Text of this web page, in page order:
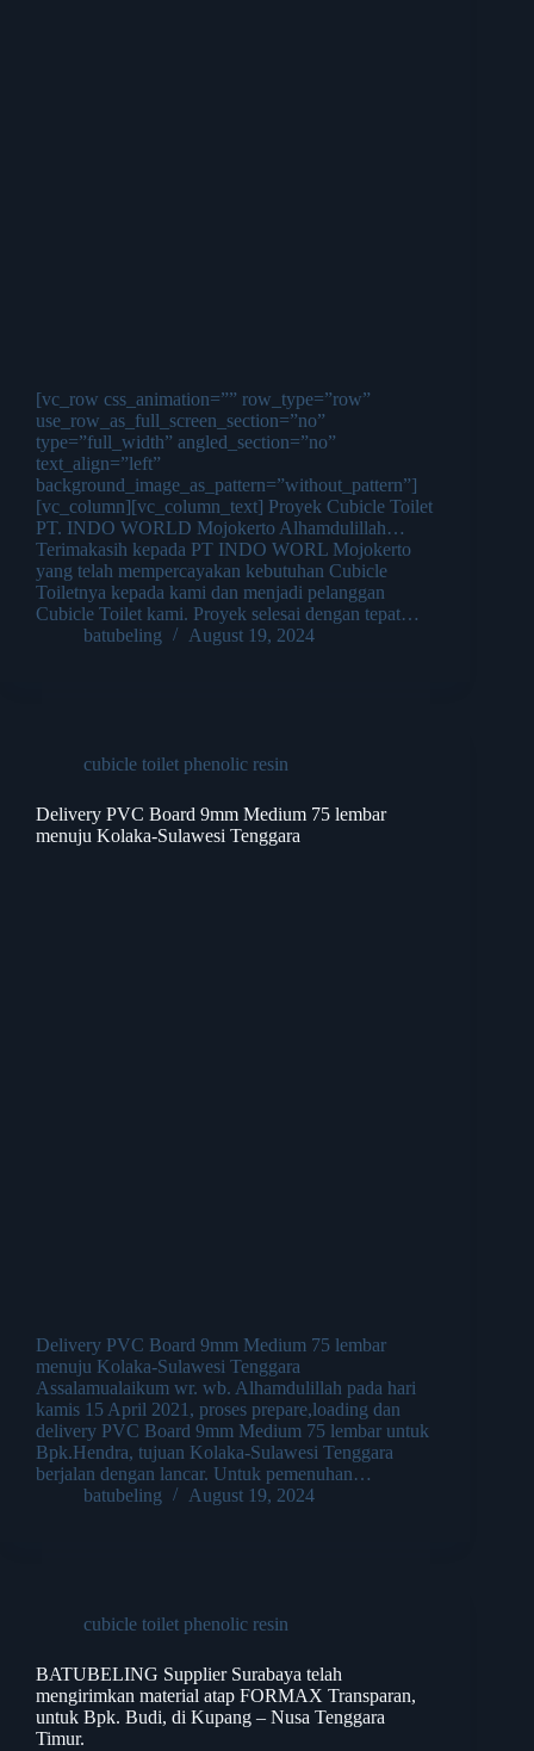
[vc_row css_animation=”” row_type=”row”
use_row_as_full_screen_section=”no”
type=”full_width” angled_section=”no”
text_align=”left”
background_image_as_pattern=”without_pattern”]
[vc_column][vc_column_text] Proyek Cubicle Toilet
PT. INDO WORLD Mojokerto Alhamdulillah…
Terimakasih kepada PT INDO WORL Mojokerto
yang telah mempercayakan kebutuhan Cubicle
Toiletnya kepada kami dan menjadi pelanggan
Cubicle Toilet kami. Proyek selesai dengan tepat…
batubeling
August 19, 2024
cubicle toilet phenolic resin
Delivery PVC Board 9mm Medium 75 lembar
menuju Kolaka-Sulawesi Tenggara
Delivery PVC Board 9mm Medium 75 lembar
menuju Kolaka-Sulawesi Tenggara
Assalamualaikum wr. wb. Alhamdulillah pada hari
kamis 15 April 2021, proses prepare,loading dan
delivery PVC Board 9mm Medium 75 lembar untuk
Bpk.Hendra, tujuan Kolaka-Sulawesi Tenggara
berjalan dengan lancar. Untuk pemenuhan…
batubeling
August 19, 2024
cubicle toilet phenolic resin
BATUBELING Supplier Surabaya telah
mengirimkan material atap FORMAX Transparan,
untuk Bpk. Budi, di Kupang – Nusa Tenggara
Timur.